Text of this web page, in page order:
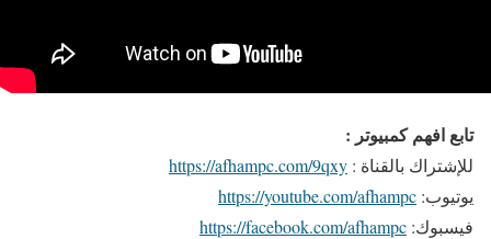
تابع افهم كمبيوتر :
للإشتراك بالقناة : https://afhampc.com/9qxy
يوتيوب: https://youtube.com/afhampc
فيسبوك: https://facebook.com/afhampc